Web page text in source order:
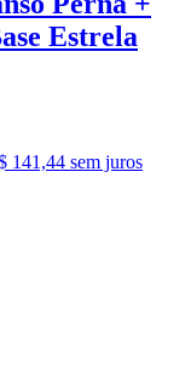
Estrela
141,44 sem juros